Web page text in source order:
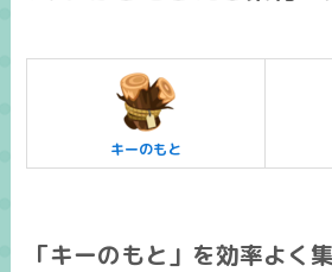
キーのもと
「キーのもと」を効率よく